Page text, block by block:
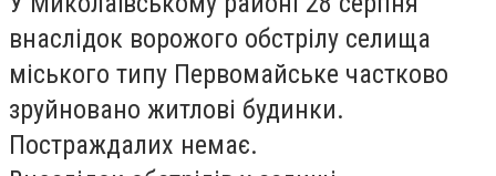
внаслідок ворожого обстрілу селища
міського типу Первомайське частково
зруйновано житлові будинки.
Постраждалих немає.